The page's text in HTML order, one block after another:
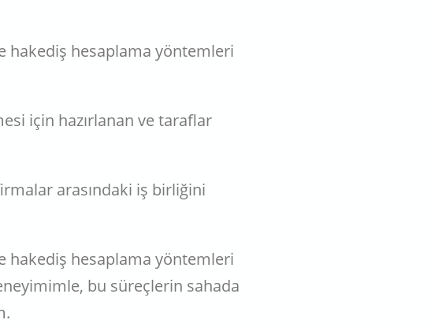
hakediş hesaplama yöntemleri
için hazırlanan ve taraflar
arasındaki iş birliğini
hakediş hesaplama yöntemleri
bu süreçlerin sahada